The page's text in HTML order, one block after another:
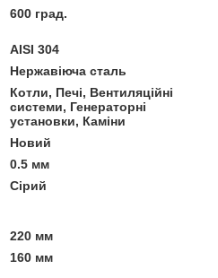
600 град.
AISI 304
Нержавіюча сталь
Котли, Печі, Вентиляційні
системи, Генераторні
установки, Каміни
Новий
0.5 мм
Сірий
220 мм
160 мм